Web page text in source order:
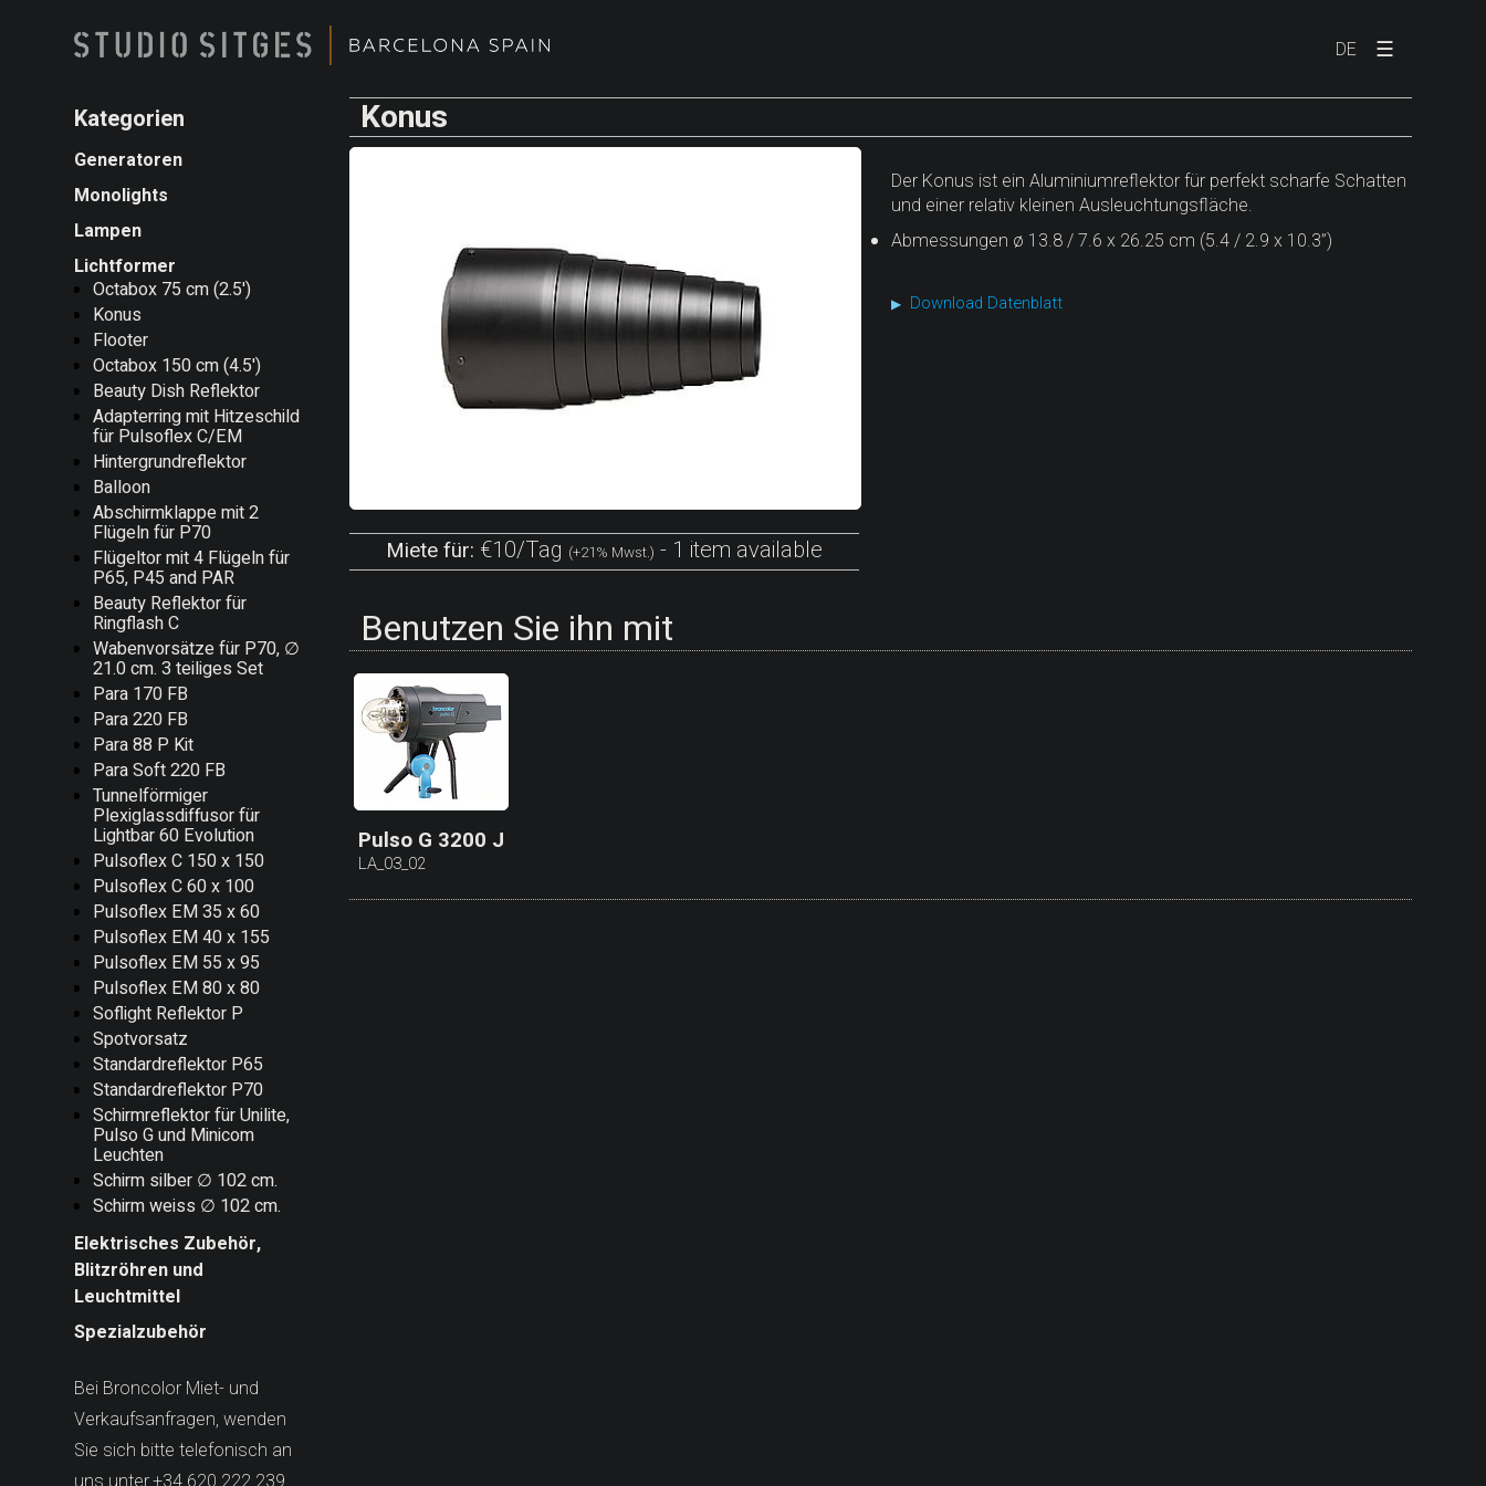
DE ☰
Kategorien
Generatoren
Monolights
Lampen
Lichtformer
Octabox 75 cm (2.5')
Konus
Flooter
Octabox 150 cm (4.5')
Beauty Dish Reflektor
Adapterring mit Hitzeschild
für Pulsoflex C/EM
Hintergrundreflektor
Balloon
Abschirmklappe mit 2
Flügeln für P70
Flügeltor mit 4 Flügeln für
P65, P45 and PAR
Beauty Reflektor für
Ringflash C
Wabenvorsätze für P70, ∅
21.0 cm. 3 teiliges Set
Para 170 FB
Para 220 FB
Para 88 P Kit
Para Soft 220 FB
Tunnelförmiger
Plexiglassdiffusor für
Lightbar 60 Evolution
Pulsoflex C 150 x 150
Pulsoflex C 60 x 100
Pulsoflex EM 35 x 60
Pulsoflex EM 40 x 155
Pulsoflex EM 55 x 95
Pulsoflex EM 80 x 80
Soflight Reflektor P
Spotvorsatz
Standardreflektor P65
Standardreflektor P70
Schirmreflektor für Unilite,
Pulso G und Minicom
Leuchten
Schirm silber ∅ 102 cm.
Schirm weiss ∅ 102 cm.
Elektrisches Zubehör,
Blitzröhren und
Leuchtmittel
Spezialzubehör
Bei Broncolor Miet- und
Verkaufsanfragen, wenden
Sie sich bitte telefonisch an
Konus
Miete für: €10/Tag (+21% Mwst.) - 1 item available
Der Konus ist ein Aluminiumreflektor für perfekt scharfe Schatten
und einer relativ kleinen Ausleuchtungsfläche.
Abmessungen ø 13.8 / 7.6 x 26.25 cm (5.4 / 2.9 x 10.3”)
▶ Download Datenblatt
Benutzen Sie ihn mit
Pulso G 3200 J
LA_03_02